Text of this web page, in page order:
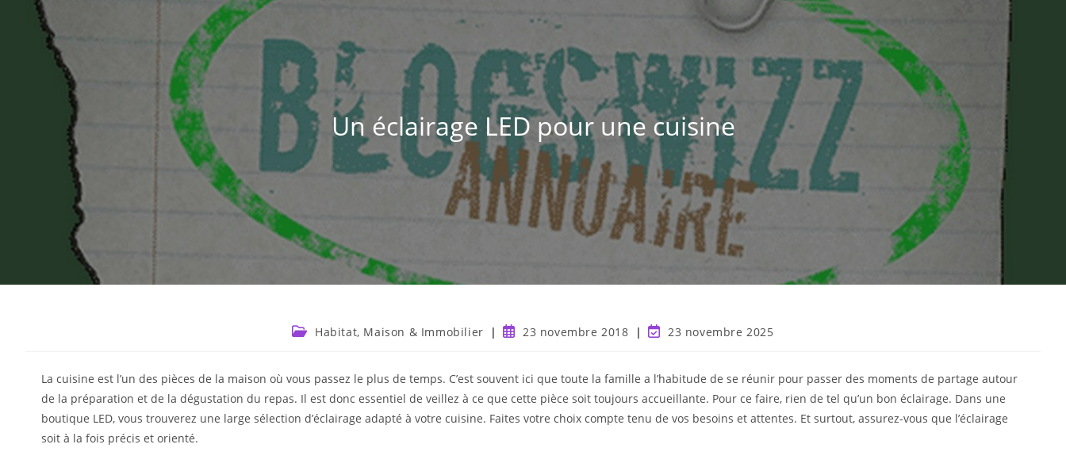
Un éclairage LED pour une cuisine
Habitat, Maison & Immobilier 23 novembre 2018 23 novembre 2025
La cuisine est l’un des pièces de la maison où vous passez le plus de temps. C’est souvent ici que toute la famille a l’habitude de se réunir pour passer des moments de partage autour
de la préparation et de la dégustation du repas. Il est donc essentiel de veillez à ce que cette pièce soit toujours accueillante. Pour ce faire, rien de tel qu’un bon éclairage. Dans une
boutique LED, vous trouverez une large sélection d’éclairage adapté à votre cuisine. Faites votre choix compte tenu de vos besoins et attentes. Et surtout, assurez-vous que l’éclairage
soit à la fois précis et orienté.